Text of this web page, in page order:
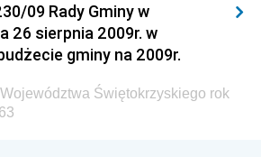
09 Rady Gminy w
26 sierpnia 2009r. w
gminy na 2009r.
Świętokrzyskiego rok